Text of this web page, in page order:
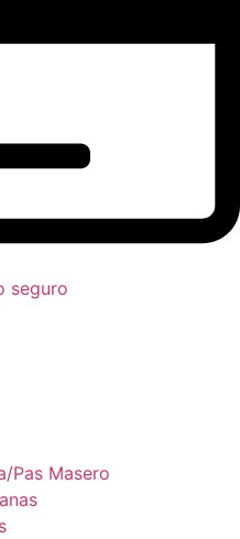
seguro
Pas Masero